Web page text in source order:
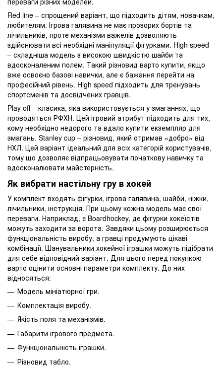
Red line – спрощений варіант, що підходить дітям, новачкам,
любителям. Ігрова галявина не має прозорих бортів та
лічильників, проте механізми важелів дозволяють
здійснювати всі необхідні маніпуляції фігурками. High speed
– складніша модель з високою швидкістю шайби та
вдосконаленим полем. Такий різновид варто купити, якщо
вже освоєно базові навички, але є бажання перейти на
професійний рівень. High speed підходить для тренувань
спортсменів та досвідчених гравців.
Play off – класика, яка використовується у змаганнях, що
проводяться РФХН. Цей ігровий атрибут підходить для тих,
кому необхідно недорого та вдало купити екземпляр для
змагань. Stanley cup – різновид, який отримав «добро» від
НХЛ. Цей варіант ідеальний для всіх категорій користувачів,
тому що дозволяє відпрацьовувати початкову навичку та
вдосконалювати майстерність.
Як вибрати настільну гру в хокей
У комплект входять фігурки, ігрова галявина, шайби, ніжки,
лічильники, інструкція. При цьому кожна модель має свої
переваги. Наприклад, є Boardhockey, де фігурки хокеїстів
можуть заходити за ворота. Завдяки цьому розширюється
функціональність виробу, а гравці продумують цікаві
комбінації. Шанувальники хокейної іграшки можуть підібрати
для себе відповідний варіант. Для цього перед покупкою
варто оцінити основні параметри комплекту. До них
відносяться:
Модель мініатюрної гри.
Комплектація виробу.
Якість поля та механізмів.
Габарити ігрового предмета.
Функціональність іграшки.
Різновид табло.